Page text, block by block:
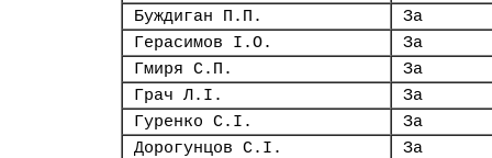
Буждиган П.П.
За
Герасимов І.О.
За
Гмиря С.П.
За
Грач Л.І.
За
Гуренко С.І.
За
Дорогунцов С.І.
За